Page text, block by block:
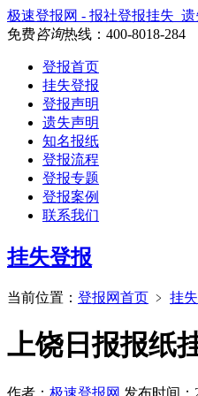
极速登报网 - 报社登报挂失_
免费咨询热线： 400-8018-284
登报首页
挂失登报
登报声明
遗失声明
知名报纸
登报流程
登报专题
登报案例
联系我们
挂失登报
当前位置： 登报网首页 ﹥ 挂
上饶日报报纸
作者： 极速登报网 发布时间：